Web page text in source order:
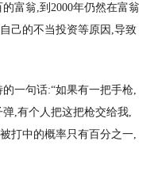
富翁,到2000年仍然在富翁
己的不当投资等原因,导致
一句话:“如果有一把手枪,
,有个人把这把枪交给我,
打中的概率只有百分之一,